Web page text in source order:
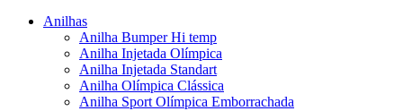
Anilhas
Anilha Bumper Hi temp
Anilha Injetada Olímpica
Anilha Injetada Standart
Anilha Olímpica Clássica
Anilha Sport Olímpica Emborrachada